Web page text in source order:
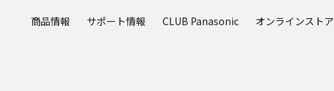
商品情報 サポート情報 CLUB Panasonic オンラインストア